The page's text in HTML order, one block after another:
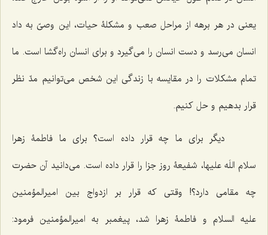
یعنی در هر برهه از مراحل صعب و مشکلۀ حیات، این وصیّ به داد
انسان می‌رسد و دست انسان را می‌گیرد و برای انسان راه‌گشا است. ما
تمام مشکلات را در مقایسه با زندگی این شخص می‌توانیم مدّ نظر
قرار بدهیم و حل کنیم.
دیگر برای ما چه قرار داده است؟ برای ما فاطمۀ زهرا
سلام اللَه علیها، شفیعۀ روز جزا را قرار داده است. می‌دانید آن حضرت
چه مقامی دارد؟! وقتی که قرار بر ازدواج بین امیرالمؤمنین
علیه السلام و فاطمۀ زهرا شد، پیغمبر به امیرالمؤمنین فرمود: